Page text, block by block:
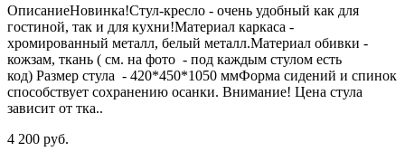
ОписаниеНовинка!Стул-кресло - очень удобный как для
гостиной, так и для кухни!Материал каркаса -
хромированный металл, белый металл.Материал обивки -
кожзам, ткань ( см. на фото - под каждым стулом есть
код) Размер стула - 420*450*1050 ммФорма сидений и спинок
способствует сохранению осанки. Внимание! Цена стула
зависит от тка..
4 200 руб.